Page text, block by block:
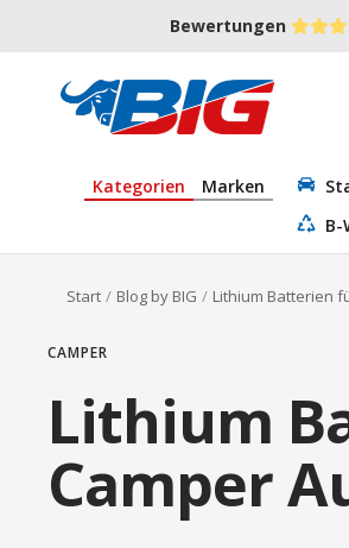
Zum Menü springen
Fußzeile springen
Barrierefreiheits-Widget öffnen
Bewertungen
Batterie-
Industrie-
Kategorien Marken
B-
Start Blog by BIG Lithium Batterien
CAMPER
Lithium
Camper